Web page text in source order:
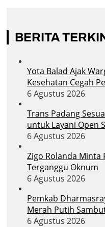
BERITA
Yota Balad Ajak
Kesehatan Cegah
6 Agustus 2026
Trans Padang
untuk Layani Open
6 Agustus 2026
Zigo Rolanda Minta
Terganggu Oknum
6 Agustus 2026
Pemkab
Merah Putih
6 Agustus 2026